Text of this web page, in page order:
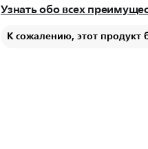
Узнать обо всех
К сожалению, этот продукт